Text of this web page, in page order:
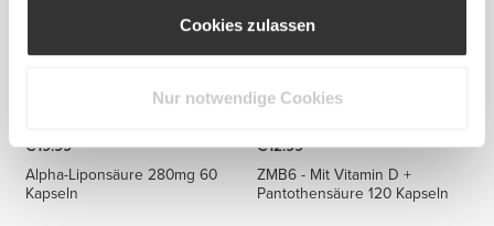
Cookies zulassen
Nur notwendige Cookies
€19.99
Alpha-Liponsäure 280mg 60
Kapseln
€12.99
ZMB6 - Mit Vitamin D +
Pantothensäure 120 Kapseln